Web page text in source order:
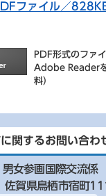
ファイル／
PDF形式のファ
Adobe Readerを
料）
関するお問い合わ
男女参画国際交流係
賀県鳥栖市宿町